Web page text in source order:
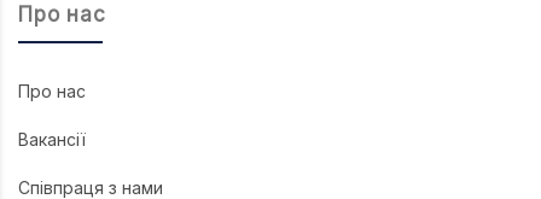
Про нас
Про нас
Вакансії
Співпраця з нами